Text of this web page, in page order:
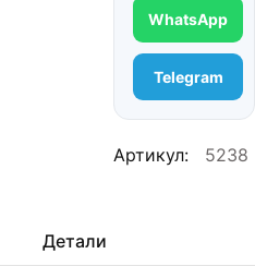
WhatsApp
Telegram
Артикул: 5238
Детали